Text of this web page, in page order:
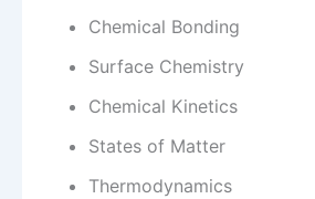
Chemical Bonding
Surface Chemistry
Chemical Kinetics
States of Matter
Thermodynamics